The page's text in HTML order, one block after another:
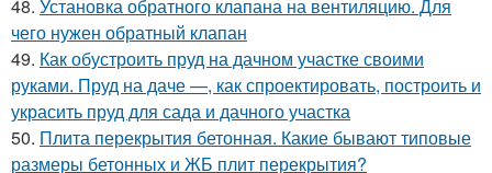
48. Установка обратного клапана на вентиляцию. Для
чего нужен обратный клапан
49. Как обустроить пруд на дачном участке своими
руками. Пруд на даче —, как спроектировать, построить и
украсить пруд для сада и дачного участка
50. Плита перекрытия бетонная. Какие бывают типовые
размеры бетонных и ЖБ плит перекрытия?